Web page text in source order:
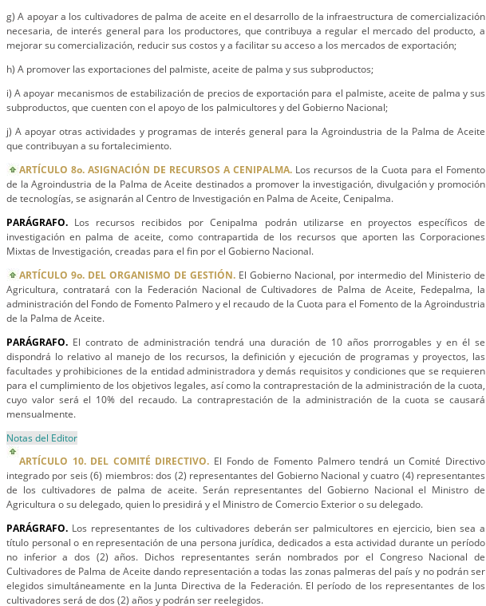
g) A apoyar a los cultivadores de palma de aceite en el desarrollo de la infraestructura de comercialización
necesaria, de interés general para los productores, que contribuya a regular el mercado del producto, a
mejorar su comercialización, reducir sus costos y a facilitar su acceso a los mercados de exportación;
h) A promover las exportaciones del palmiste, aceite de palma y sus subproductos;
i) A apoyar mecanismos de estabilización de precios de exportación para el palmiste, aceite de palma y sus
subproductos, que cuenten con el apoyo de los palmicultores y del Gobierno Nacional;
j) A apoyar otras actividades y programas de interés general para la Agroindustria de la Palma de Aceite
que contribuyan a su fortalecimiento.
ARTÍCULO 8o. ASIGNACIÓN DE RECURSOS A CENIPALMA. Los recursos de la Cuota para el Fomento
de la Agroindustria de la Palma de Aceite destinados a promover la investigación, divulgación y promoción
de tecnologías, se asignarán al Centro de Investigación en Palma de Aceite, Cenipalma.
PARÁGRAFO. Los recursos recibidos por Cenipalma podrán utilizarse en proyectos específicos de
investigación en palma de aceite, como contrapartida de los recursos que aporten las Corporaciones
Mixtas de Investigación, creadas para el fin por el Gobierno Nacional.
ARTÍCULO 9o. DEL ORGANISMO DE GESTIÓN. El Gobierno Nacional, por intermedio del Ministerio de
Agricultura, contratará con la Federación Nacional de Cultivadores de Palma de Aceite, Fedepalma, la
administración del Fondo de Fomento Palmero y el recaudo de la Cuota para el Fomento de la Agroindustria
de la Palma de Aceite.
PARÁGRAFO. El contrato de administración tendrá una duración de 10 años prorrogables y en él se
dispondrá lo relativo al manejo de los recursos, la definición y ejecución de programas y proyectos, las
facultades y prohibiciones de la entidad administradora y demás requisitos y condiciones que se requieren
para el cumplimiento de los objetivos legales, así como la contraprestación de la administración de la cuota,
cuyo valor será el 10% del recaudo. La contraprestación de la administración de la cuota se causará
mensualmente.
Notas del Editor
ARTÍCULO 10. DEL COMITÉ DIRECTIVO. El Fondo de Fomento Palmero tendrá un Comité Directivo
integrado por seis (6) miembros: dos (2) representantes del Gobierno Nacional y cuatro (4) representantes
de los cultivadores de palma de aceite. Serán representantes del Gobierno Nacional el Ministro de
Agricultura o su delegado, quien lo presidirá y el Ministro de Comercio Exterior o su delegado.
PARÁGRAFO. Los representantes de los cultivadores deberán ser palmicultores en ejercicio, bien sea a
título personal o en representación de una persona jurídica, dedicados a esta actividad durante un período
no inferior a dos (2) años. Dichos representantes serán nombrados por el Congreso Nacional de
Cultivadores de Palma de Aceite dando representación a todas las zonas palmeras del país y no podrán ser
elegidos simultáneamente en la Junta Directiva de la Federación. El período de los representantes de los
cultivadores será de dos (2) años y podrán ser reelegidos.